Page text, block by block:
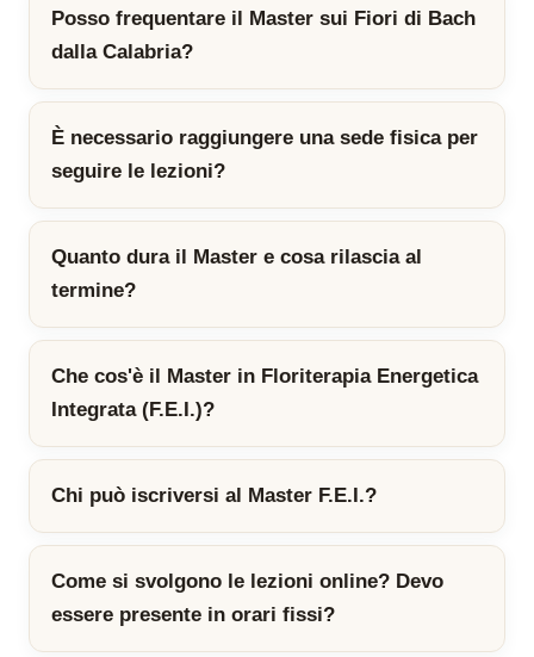
Posso frequentare il Master sui Fiori di Bach
dalla Calabria?
È necessario raggiungere una sede fisica per
seguire le lezioni?
Quanto dura il Master e cosa rilascia al
termine?
Che cos'è il Master in Floriterapia Energetica
Integrata (F.E.I.)?
Chi può iscriversi al Master F.E.I.?
Come si svolgono le lezioni online? Devo
essere presente in orari fissi?